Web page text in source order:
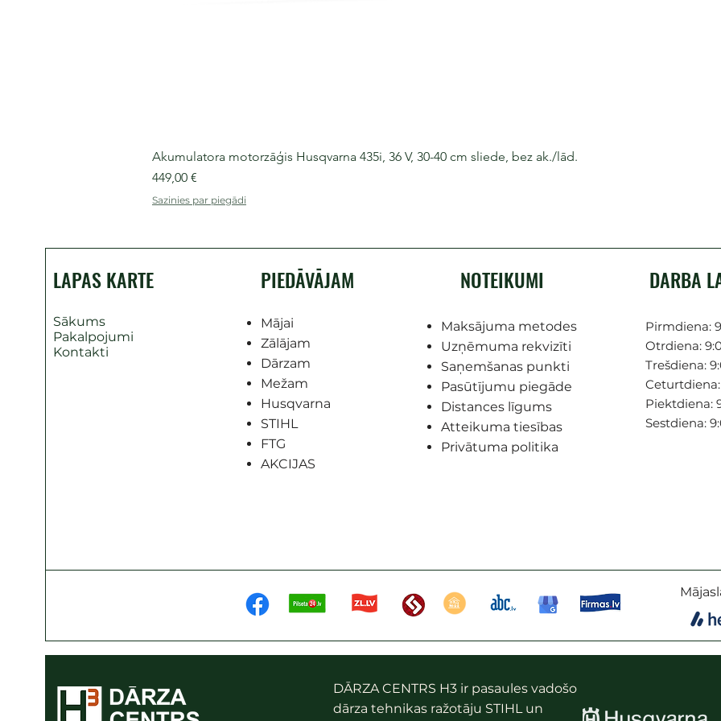
Akumulatora motorzāģis Husqvarna 435i, 36 V, 30-40 cm sliede, bez ak./lād.
Cena
449,00 €
Sazinies par piegādi
LAPAS KARTE
Sākums
Pakalpojumi
Kontakti
PIEDĀVĀJAM
Mājai
Zālājam
Dārzam
Mežam
Husqvarna
STIHL
FTG
AKCIJAS
NOTEIKUMI
Maksājuma metodes
Uzņēmuma rekvizīti
Saņemšanas punkti
Pasūtījumu piegāde
Distances līgums
Atteikuma tiesības
Privātuma politika
DARBA
Pirmdiena:
Otrdiena:
Trešdiena:
Ceturtdiena:
Piektdiena:
Sestdiena:
DĀRZA CENTRS H3 ir pasaules vadošo
dārza tehnikas ražotāju STIHL un